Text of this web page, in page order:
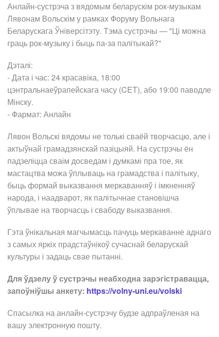
Анлайн-сустрэча з вядомым беларускім рок-музыкам
Лявонам Вольскім у рамках Форуму Вольнага
Беларускага Ўніверсітэту. Тэма сустрэчы — "Ці можна
граць рок-музыку і быць па-за палітыкай?"
Дэталі:
- Дата і час: 24 красавіка, 18:00
цэнтральнаеўрапейскага часу (CET), або 19:00 паводле
Мінску.
- Фармат: Анлайн
Лявон Вольскі вядомы не толькі сваёй творчасцю, але і
актыўнай грамадзянскай пазіцыяй. На сустрэчы ён
падзеліцца сваім досведам і думкамі пра тое, як
мастацтва можа ўплываць на грамадства і палітыку,
быць формай выказвання меркаванняў і імкненняў
народа, і наадварот, як палітычнае становішча
ўплывае на творчасць і свабоду выказвання.
Гэта ўнікальная магчымасць пачуць меркаванне аднаго
з самых яркіх прадстаўнікоў сучаснай беларускай
культуры і задаць свае пытанні.
Для ўдзелу ў сустрэчы неабходна зарэгістравацца,
запоўніўшы анкету: https://volny-uni.eu/volski
Спасылка на анлайн-сустрэчу будзе адпраўленая на
вашу электронную пошту.